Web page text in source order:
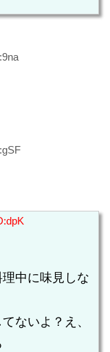
中に味見しな
ないよ？え、